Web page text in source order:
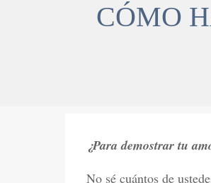
CÓMO
¿Para demostrar tu
No sé cuántos de